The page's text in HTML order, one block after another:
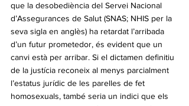
que la desobediència del Servei Nacional
d’Assegurances de Salut (SNAS; NHIS per la
seva sigla en anglès) ha retardat l’arribada
d’un futur prometedor, és evident que un
canvi està per arribar. Si el dictamen definitiu
de la justícia reconeix al menys parcialment
l’estatus jurídic de les parelles de fet
homosexuals, també seria un indici que els